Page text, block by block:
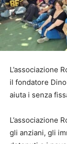
L’associazione
il fondatore
aiuta i senza
L’associazione
gli anziani, gli